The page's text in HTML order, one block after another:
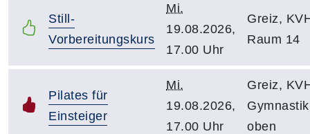
Still-
Vorbereitungskurs
Mi.
19.08.2026,
17.00 Uhr
Greiz,
Raum 14
Pilates für
Einsteiger
Mi.
19.08.2026,
17.00 Uhr
Greiz,
oben